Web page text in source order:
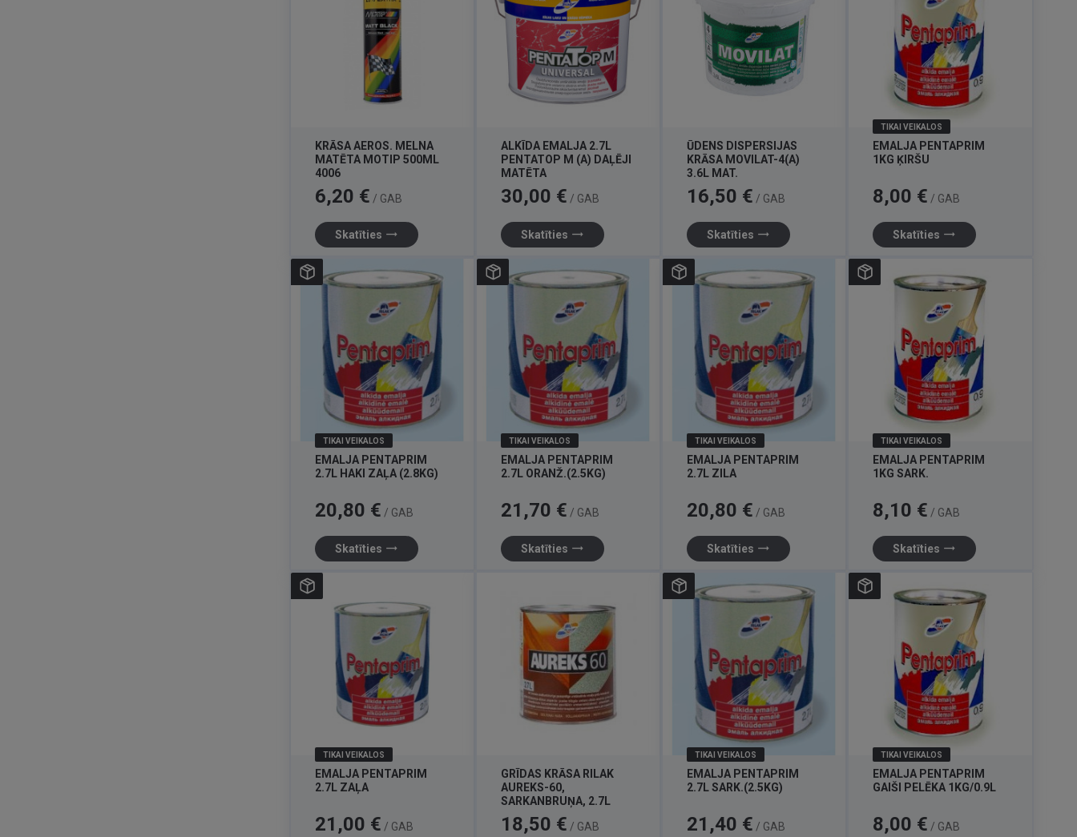
KRĀSA AEROS. MELNA
MATĒTA MOTIP 500ML
4006
Cena
6,20 € / GAB
Skatīties trending_flat
ALKĪDA EMALJA 2.7L
PENTATOP M (A) DAĻĒJI
MATĒTA
Cena
30,00 € / GAB
Skatīties trending_flat
ŪDENS DISPERSIJAS
KRĀSA MOVILAT-4(A)
3.6L MAT.
Cena
16,50 € / GAB
Skatīties trending_flat
TIKAI VEIKALOS
EMALJA PENTAPRIM
1KG ĶIRŠU
Cena
8,00 € / GAB
Skatīties trending_flat
TIKAI VEIKALOS
EMALJA PENTAPRIM
2.7L HAKI ZAĻA (2.8KG)
Cena
20,80 € / GAB
Skatīties trending_flat
TIKAI VEIKALOS
EMALJA PENTAPRIM
2.7L ORANŽ.(2.5KG)
Cena
21,70 € / GAB
Skatīties trending_flat
TIKAI VEIKALOS
EMALJA PENTAPRIM
2.7L ZILA
Cena
20,80 € / GAB
Skatīties trending_flat
TIKAI VEIKALOS
EMALJA PENTAPRIM
1KG SARK.
Cena
8,10 € / GAB
Skatīties trending_flat
TIKAI VEIKALOS
EMALJA PENTAPRIM
2.7L ZAĻA
Cena
21,00 € / GAB
GRĪDAS KRĀSA RILAK
AUREKS-60,
SARKANBRUŅA, 2.7L
Cena
18,50 € / GAB
TIKAI VEIKALOS
EMALJA PENTAPRIM
2.7L SARK.(2.5KG)
Cena
21,40 € / GAB
TIKAI VEIKALOS
EMALJA PENTAPRIM
GAIŠI PELĒKA 1KG/0.9L
Cena
8,00 € / GAB